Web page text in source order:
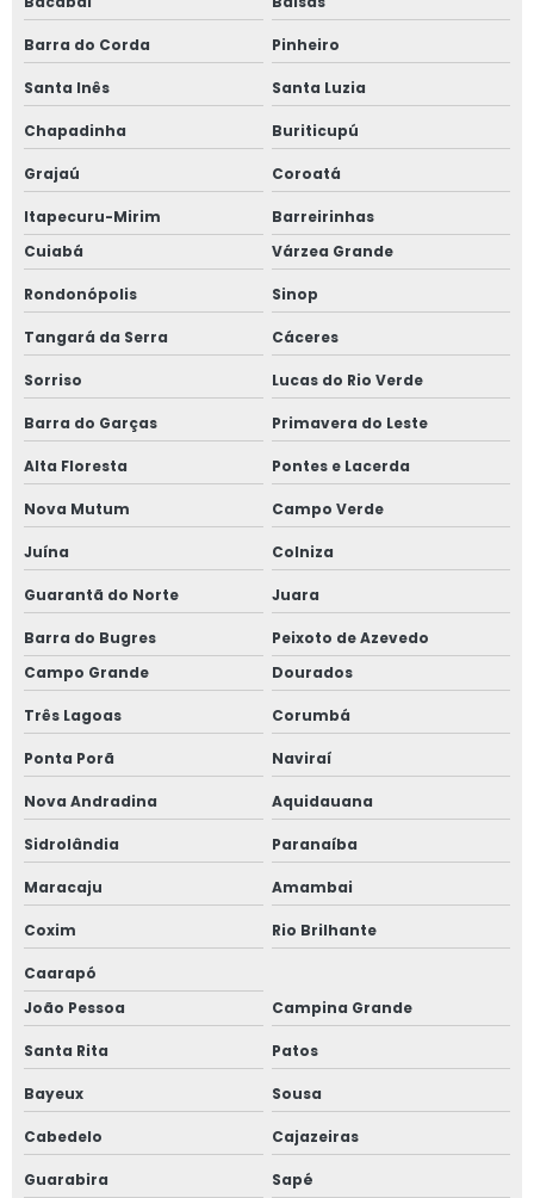
Barra do Corda Pinheiro
Santa Inês Santa Luzia
Chapadinha Buriticupú
Grajaú Coroatá
Itapecuru-Mirim
Barreirinhas
Cuiabá
Várzea Grande
Rondonópolis Sinop
Tangará da Serra Cáceres
Sorriso Lucas do Rio Verde
Barra do Garças Primavera do Leste
Alta Floresta Pontes e Lacerda
Nova Mutum Campo Verde
Juína Colniza
Guarantã do Norte Juara
Barra do Bugres
Peixoto de Azevedo
Campo Grande
Dourados
Três Lagoas Corumbá
Ponta Porã Naviraí
Nova Andradina Aquidauana
Sidrolândia Paranaíba
Maracaju Amambai
Coxim Rio Brilhante
Caarapó
João Pessoa
Campina Grande
Santa Rita Patos
Bayeux Sousa
Cabedelo Cajazeiras
Guarabira Sapé